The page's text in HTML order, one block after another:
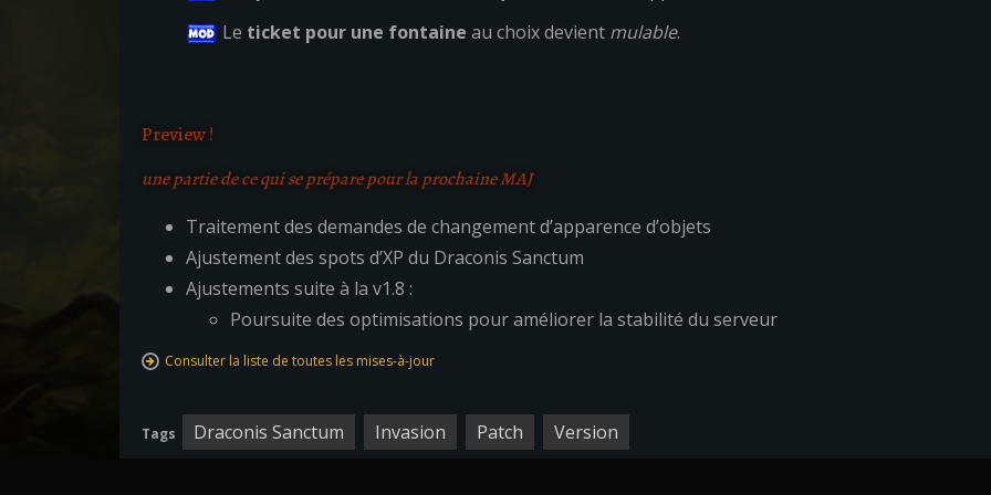
Le ticket pour une fontaine au choix devient mulable.
Preview !
une partie de ce qui se prépare pour la prochaine MAJ
Traitement des demandes de changement d’apparence d’objets
Ajustement des spots d’XP du Draconis Sanctum
Ajustements suite à la v1.8 :
Poursuite des optimisations pour améliorer la stabilité du serveur
Consulter la liste de toutes les mises-à-jour
Tags Draconis Sanctum Invasion Patch Version